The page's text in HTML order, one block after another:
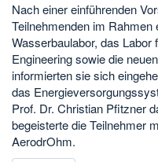
Nach einer einführenden
Teilnehmenden im
Wasserbaulabor, das
Engineering sowie die
informierten sie sich
das
Prof. Dr. Christian Pfitzner
begeisterte die Teilnehmer
AerodrOhm.